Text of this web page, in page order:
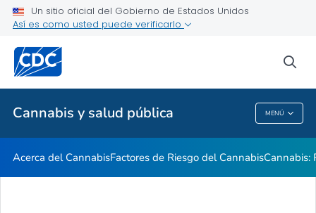
Un sitio oficial del Gobierno de Estados Unidos
Así es como usted puede verificarlo
Cannabis y salud pública MENÚ
Sitios Web Relacionados
Temas relacionados
Cannabis Y Salud Pública
Acerca del CannabisFactores de Riesgo del CannabisCannabis: